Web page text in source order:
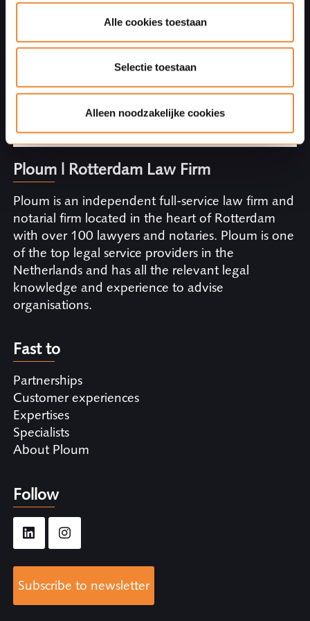
Alle cookies toestaan
Selectie toestaan
Alleen noodzakelijke cookies
Your message
Ploum | Rotterdam Law Firm
Ploum is an independent full-service law firm and
notarial firm located in the heart of Rotterdam
with over 100 lawyers and notaries. Ploum is one
of the top legal service providers in the
Netherlands and has all the relevant legal
knowledge and experience to advise
organisations.
Fast to
Partnerships
Customer experiences
Expertises
Specialists
About Ploum
Follow
Subscribe to newsletter